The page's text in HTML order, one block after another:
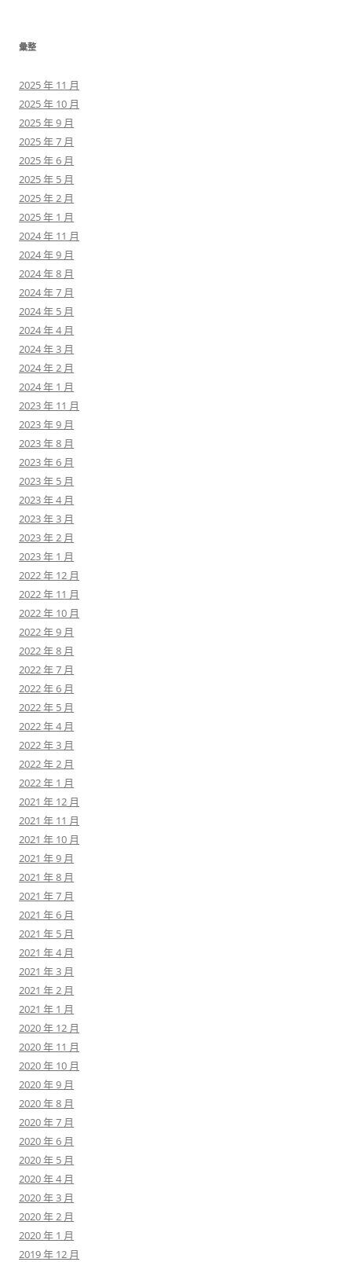
彙整
2025 年 11 月
2025 年 10 月
2025 年 9 月
2025 年 7 月
2025 年 6 月
2025 年 5 月
2025 年 2 月
2025 年 1 月
2024 年 11 月
2024 年 9 月
2024 年 8 月
2024 年 7 月
2024 年 5 月
2024 年 4 月
2024 年 3 月
2024 年 2 月
2024 年 1 月
2023 年 11 月
2023 年 9 月
2023 年 8 月
2023 年 6 月
2023 年 5 月
2023 年 4 月
2023 年 3 月
2023 年 2 月
2023 年 1 月
2022 年 12 月
2022 年 11 月
2022 年 10 月
2022 年 9 月
2022 年 8 月
2022 年 7 月
2022 年 6 月
2022 年 5 月
2022 年 4 月
2022 年 3 月
2022 年 2 月
2022 年 1 月
2021 年 12 月
2021 年 11 月
2021 年 10 月
2021 年 9 月
2021 年 8 月
2021 年 7 月
2021 年 6 月
2021 年 5 月
2021 年 4 月
2021 年 3 月
2021 年 2 月
2021 年 1 月
2020 年 12 月
2020 年 11 月
2020 年 10 月
2020 年 9 月
2020 年 8 月
2020 年 7 月
2020 年 6 月
2020 年 5 月
2020 年 4 月
2020 年 3 月
2020 年 2 月
2020 年 1 月
2019 年 12 月